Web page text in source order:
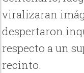
viralizaran
despertaron
respecto a un
recinto.